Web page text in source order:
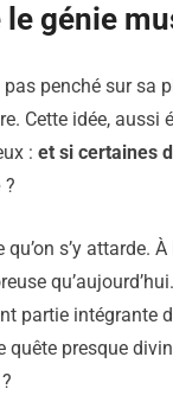
génie
penché sur sa
Cette idée, aussi
: et si certaines
?
s’y attarde.
partie intégrante
presque